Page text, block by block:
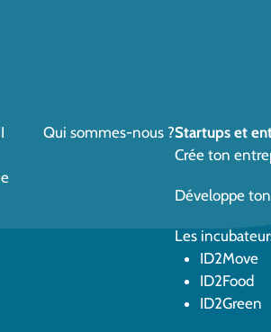
Qui sommes-nous ?Startups et
Crée ton
Développe
Les
ID2Move
ID2Food
ID2Green